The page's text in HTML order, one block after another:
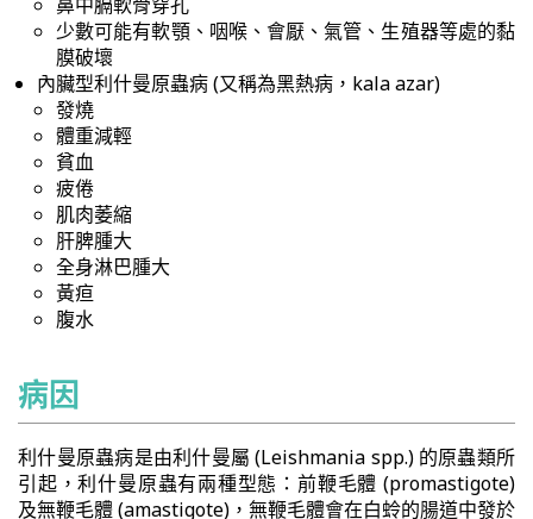
少數可能有軟顎、咽喉、會厭、氣管、生殖器等處的黏
膜破壞
內臟型利什曼原蟲病 (又稱為黑熱病，kala azar)
發燒
體重減輕
貧血
疲倦
肌肉萎縮
肝脾腫大
全身淋巴腫大
黃疸
腹水
病因
利什曼原蟲病是由利什曼屬 (Leishmania spp.) 的原蟲類所
引起，利什曼原蟲有兩種型態：前鞭毛體 (promastigote)
及無鞭毛體 (amastigote)，無鞭毛體會在白蛉的腸道中發於